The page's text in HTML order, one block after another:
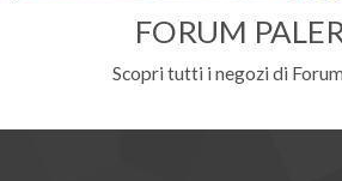
FORUM
Scopri tutti i negozi di